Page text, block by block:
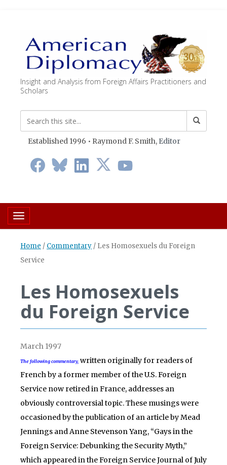
Insight and Analysis from Foreign Affairs Practitioners and
Scholars
Established 1996 • Raymond F. Smith, Editor
Toggle navigation
Home / Commentary / Les Homosexuels du Foreign
Service
Les Homosexuels
du Foreign Service
March 1997
The following commentary, written originally for readers of
French by a former member of the U.S. Foreign
Service now retired in France, addresses an
obviously controversial topic. These musings were
occasioned by the publication of an article by Mead
Jennings and Anne Stevenson Yang, “Gays in the
Foreign Service: Debunking the Security Myth,”
which appeared in theForeign Service Journal of July